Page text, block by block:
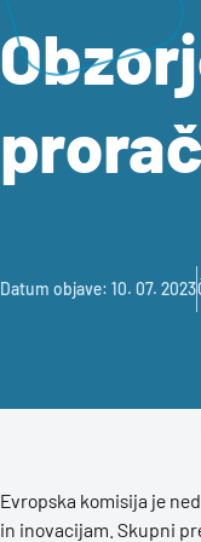
Datum objave: 10. 07. 2023
Evropska komisija je
in inovacijam. Skupni